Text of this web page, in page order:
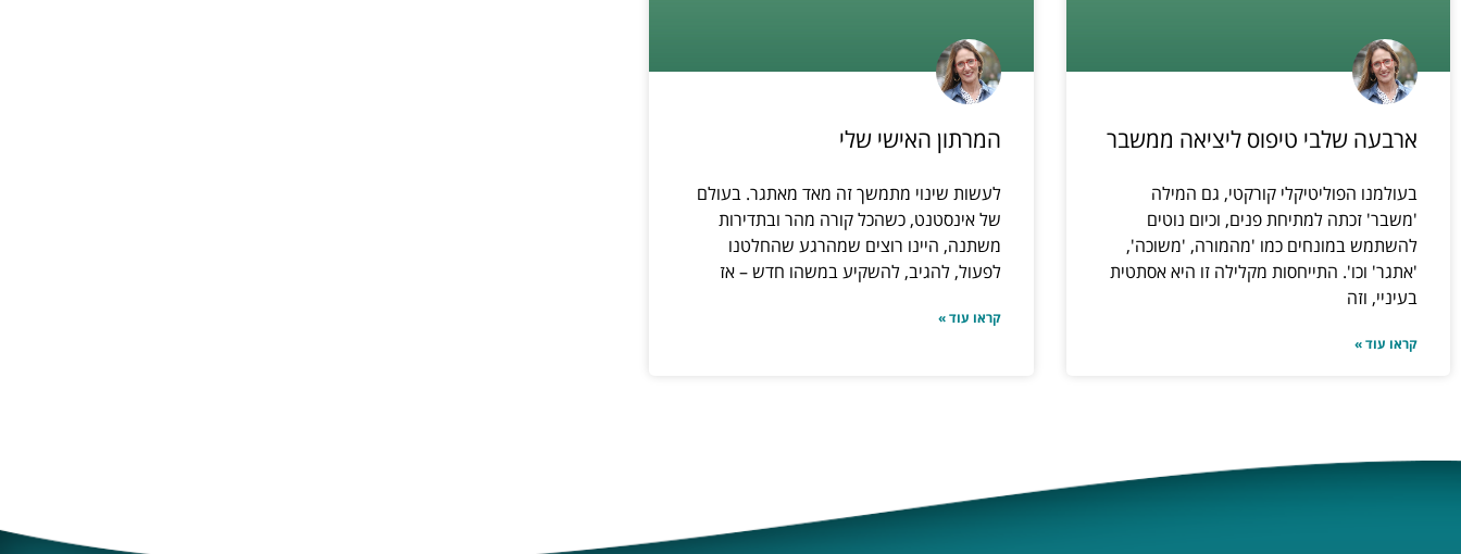
ארבעה שלבי טיפוס ליציאה ממשבר
בעולמנו הפוליטיקלי קורקטי, גם המילה
'משבר' זכתה למתיחת פנים, וכיום נוטים
להשתמש במונחים כמו 'מהמורה, 'משוכה',
'אתגר' וכו'. התייחסות מקלילה זו היא אסתטית
בעיניי, וזה
קראו עוד »
המרתון האישי שלי
לעשות שינוי מתמשך זה מאד מאתגר. בעולם
של אינסטנט, כשהכל קורה מהר ובתדירות
משתנה, היינו רוצים שמהרגע שהחלטנו
לפעול, להגיב, להשקיע במשהו חדש – אז
קראו עוד »